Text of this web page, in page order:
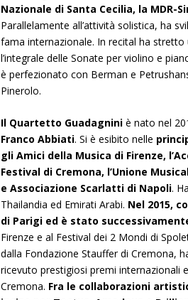
Nazionale di Santa Cecilia, la MDR-
Parallelamente all’attività solistica, ha
fama internazionale. In recital ha
l’integrale delle Sonate per violino e
è perfezionato con Berman e
Pinerolo.
Il Quartetto Guadagniniè nato nel
Franco Abbiati. Si è esibito nelle
gli Amici della Musica di Firenze,
Festival di Cremona, l’Unione
e Associazione Scarlatti di Napoli.
Thailandia ed Emirati Arabi. Nel 2015,
di Parigi ed è stato
Firenze e al Festival dei 2 Mondi di
dalla Fondazione Stauffer di Cremona,
ricevuto prestigiosi premi internazionali
Cremona. Fra le collaborazioni